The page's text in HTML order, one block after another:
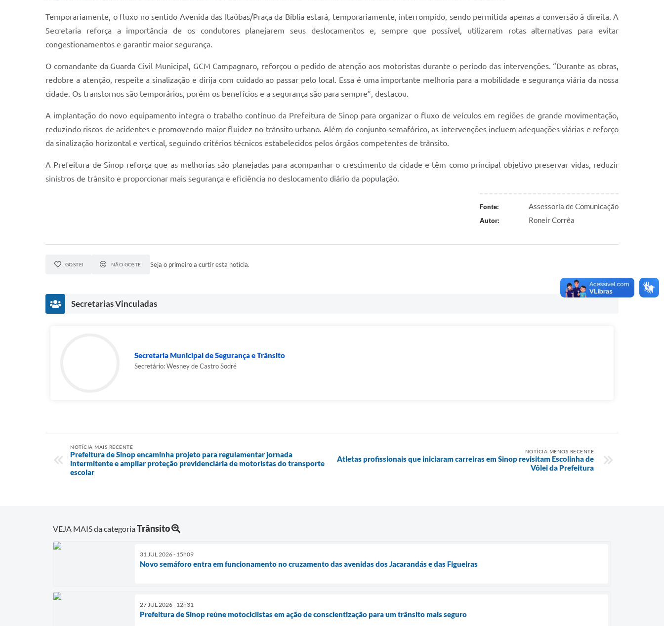
Temporariamente, o fluxo no sentido Avenida das Itaúbas/Praça da Bíblia estará, temporariamente, interrompido, sendo permitida apenas a conversão à direita. A
Secretaria reforça a importância de os condutores planejarem seus deslocamentos e, sempre que possível, utilizarem rotas alternativas para evitar
congestionamentos e garantir maior segurança.
O comandante da Guarda Civil Municipal, GCM Campagnaro, reforçou o pedido de atenção aos motoristas durante o período das intervenções. “Durante as obras,
redobre a atenção, respeite a sinalização e dirija com cuidado ao passar pelo local. Essa é uma importante melhoria para a mobilidade e segurança viária da nossa
cidade. Os transtornos são temporários, porém os benefícios e a segurança são para sempre”, destacou.
A implantação do novo equipamento integra o trabalho contínuo da Prefeitura de Sinop para organizar o fluxo de veículos em regiões de grande movimentação,
reduzindo riscos de acidentes e promovendo maior fluidez no trânsito urbano. Além do conjunto semafórico, as intervenções incluem adequações viárias e reforço
da sinalização horizontal e vertical, seguindo critérios técnicos estabelecidos pelos órgãos competentes de trânsito.
A Prefeitura de Sinop reforça que as melhorias são planejadas para acompanhar o crescimento da cidade e têm como principal objetivo preservar vidas, reduzir
sinistros de trânsito e proporcionar mais segurança e eficiência no deslocamento diário da população.
Fonte: Assessoria de Comunicação
Autor: Roneir Corrêa
GOSTEI NÃO GOSTEI Seja o primeiro a curtir esta notícia.
Secretarias Vinculadas
Secretaria Municipal de Segurança e Trânsito
Secretário: Wesney de Castro Sodré
NOTÍCIA MAIS RECENTE
Prefeitura de Sinop encaminha projeto para regulamentar jornada
intermitente e ampliar proteção previdenciária de motoristas do transporte
escolar
NOTÍCIA MENOS RECENTE
Atletas profissionais que iniciaram carreiras em Sinop revisitam Escolinha de
Vôlei da Prefeitura
VEJA MAIS da categoriaTrânsito
31 JUL 2026 - 15h09
Novo semáforo entra em funcionamento no cruzamento das avenidas dos Jacarandás e das Figueiras
27 JUL 2026 - 12h31
Prefeitura de Sinop reúne motociclistas em ação de conscientização para um trânsito mais seguro